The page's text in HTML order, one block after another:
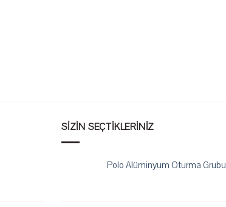
SIZIN SEÇTIKLERINIZ
Polo Alüminyum Oturma Grubu